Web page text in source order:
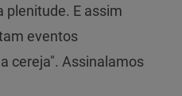
plenitude. E assim
eventos
cereja". Assinalamos